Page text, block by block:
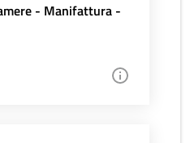
- Manifattura -